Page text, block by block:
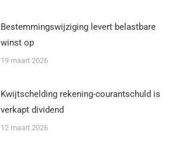
Bestemmingswijziging levert belastbare
winst op
19 maart 2026
Kwijtschelding rekening-courantschuld is
verkapt dividend
12 maart 2026